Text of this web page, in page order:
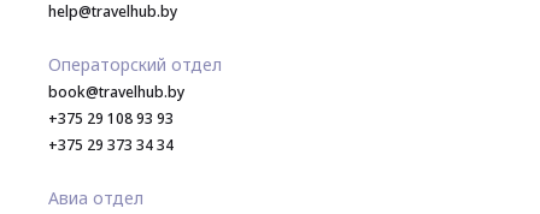
help@travelhub.by
Операторский отдел
book@travelhub.by
+375 29 108 93 93
+375 29 373 34 34
Авиа отдел